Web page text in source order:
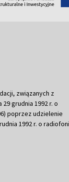
związanych z
grudnia 1992 r. o
poprzez udzielenie
1992 r. o